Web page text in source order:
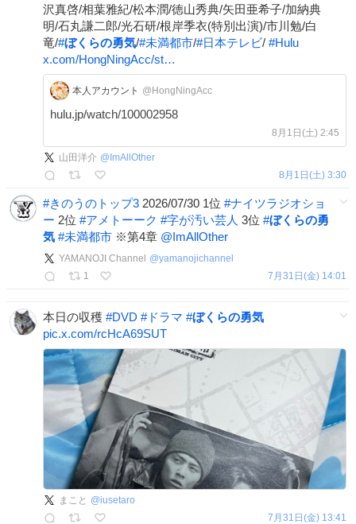
沢真啓/相葉雅紀/松本潤/徳山秀典/矢田亜希子/加納典
明/石丸謙二郎/光石研/根岸季衣(特別出演)/市川勉/白
竜/#ぼくらの勇気/#未満都市/#日本テレビ/ #Hulu
x.com/HongNingAcc/st…
本人アカウント @HongNingAcc
hulu.jp/watch/100002958
8月1日(土) 2:45
山田洋介 @ ImAllOther
8月1日(土) 3:30
#きのうのトップ3 2026/07/30 1位 #ナイツラジオショ
ー 2位 #アメトーーク #字が汚い芸人 3位 #ぼくらの勇
気 #未満都市 ※第4章 @ImAllOther
YAMANOJI Channel @yamanojichannel
1
7月31日(金) 14:01
本日の収穫 #DVD #ドラマ #ぼくらの勇気
pic.x.com/rcHcA69SUT
まこと @iusetaro
7月31日(金) 13:41